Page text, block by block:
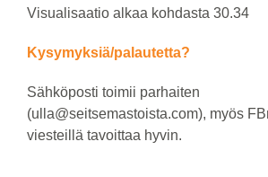
Visualisaatio alkaa kohdasta 30.34
Kysymyksiä/palautetta?
Sähköposti toimii parhaiten
(ulla@seitsemastoista.com), myös
viesteillä tavoittaa hyvin.